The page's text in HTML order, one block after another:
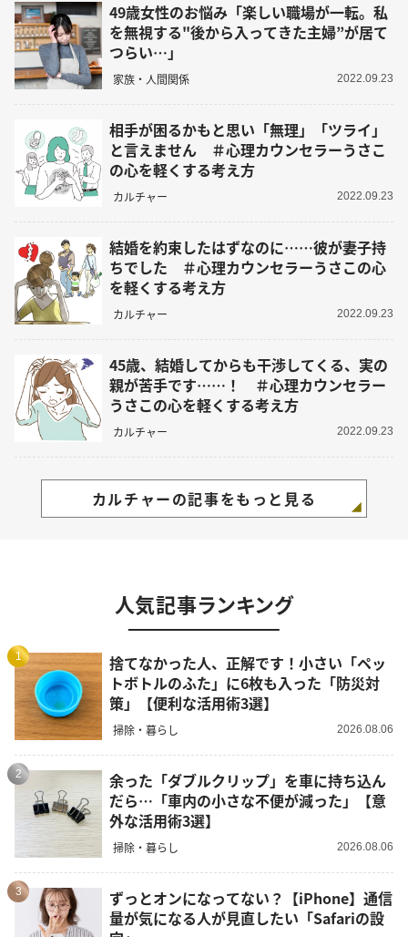
49歳女性のお悩み「楽しい職場が一転。私
を無視する"後から入ってきた主婦”が居て
つらい…」
家族・人間関係 2022.09.23
相手が困るかもと思い「無理」「ツライ」
と言えません ＃心理カウンセラーうさこ
の心を軽くする考え方
カルチャー 2022.09.23
結婚を約束したはずなのに……彼が妻子持
ちでした ＃心理カウンセラーうさこの心
を軽くする考え方
カルチャー 2022.09.23
45歳、結婚してからも干渉してくる、実の
親が苦手です……！ ＃心理カウンセラー
うさこの心を軽くする考え方
カルチャー 2022.09.23
カルチャーの記事をもっと見る
人気記事ランキング
1
捨てなかった人、正解です！小さい「ペッ
トボトルのふた」に6枚も入った「防災対
策」【便利な活用術3選】
掃除・暮らし 2026.08.06
2
余った「ダブルクリップ」を車に持ち込ん
だら…「車内の小さな不便が減った」【意
外な活用術3選】
掃除・暮らし 2026.08.06
3
ずっとオンになってない？【iPhone】通信
量が気になる人が見直したい「Safariの設